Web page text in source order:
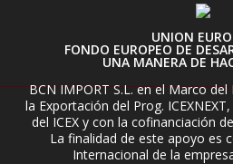
UNION
FONDO EUROPEO DE
UNA MANERA DE
BCN IMPORT S.L. en el Marco
la Exportación del Prog.
del ICEX y con la cofinanciación
La finalidad de este apoyo es
Internacional de la